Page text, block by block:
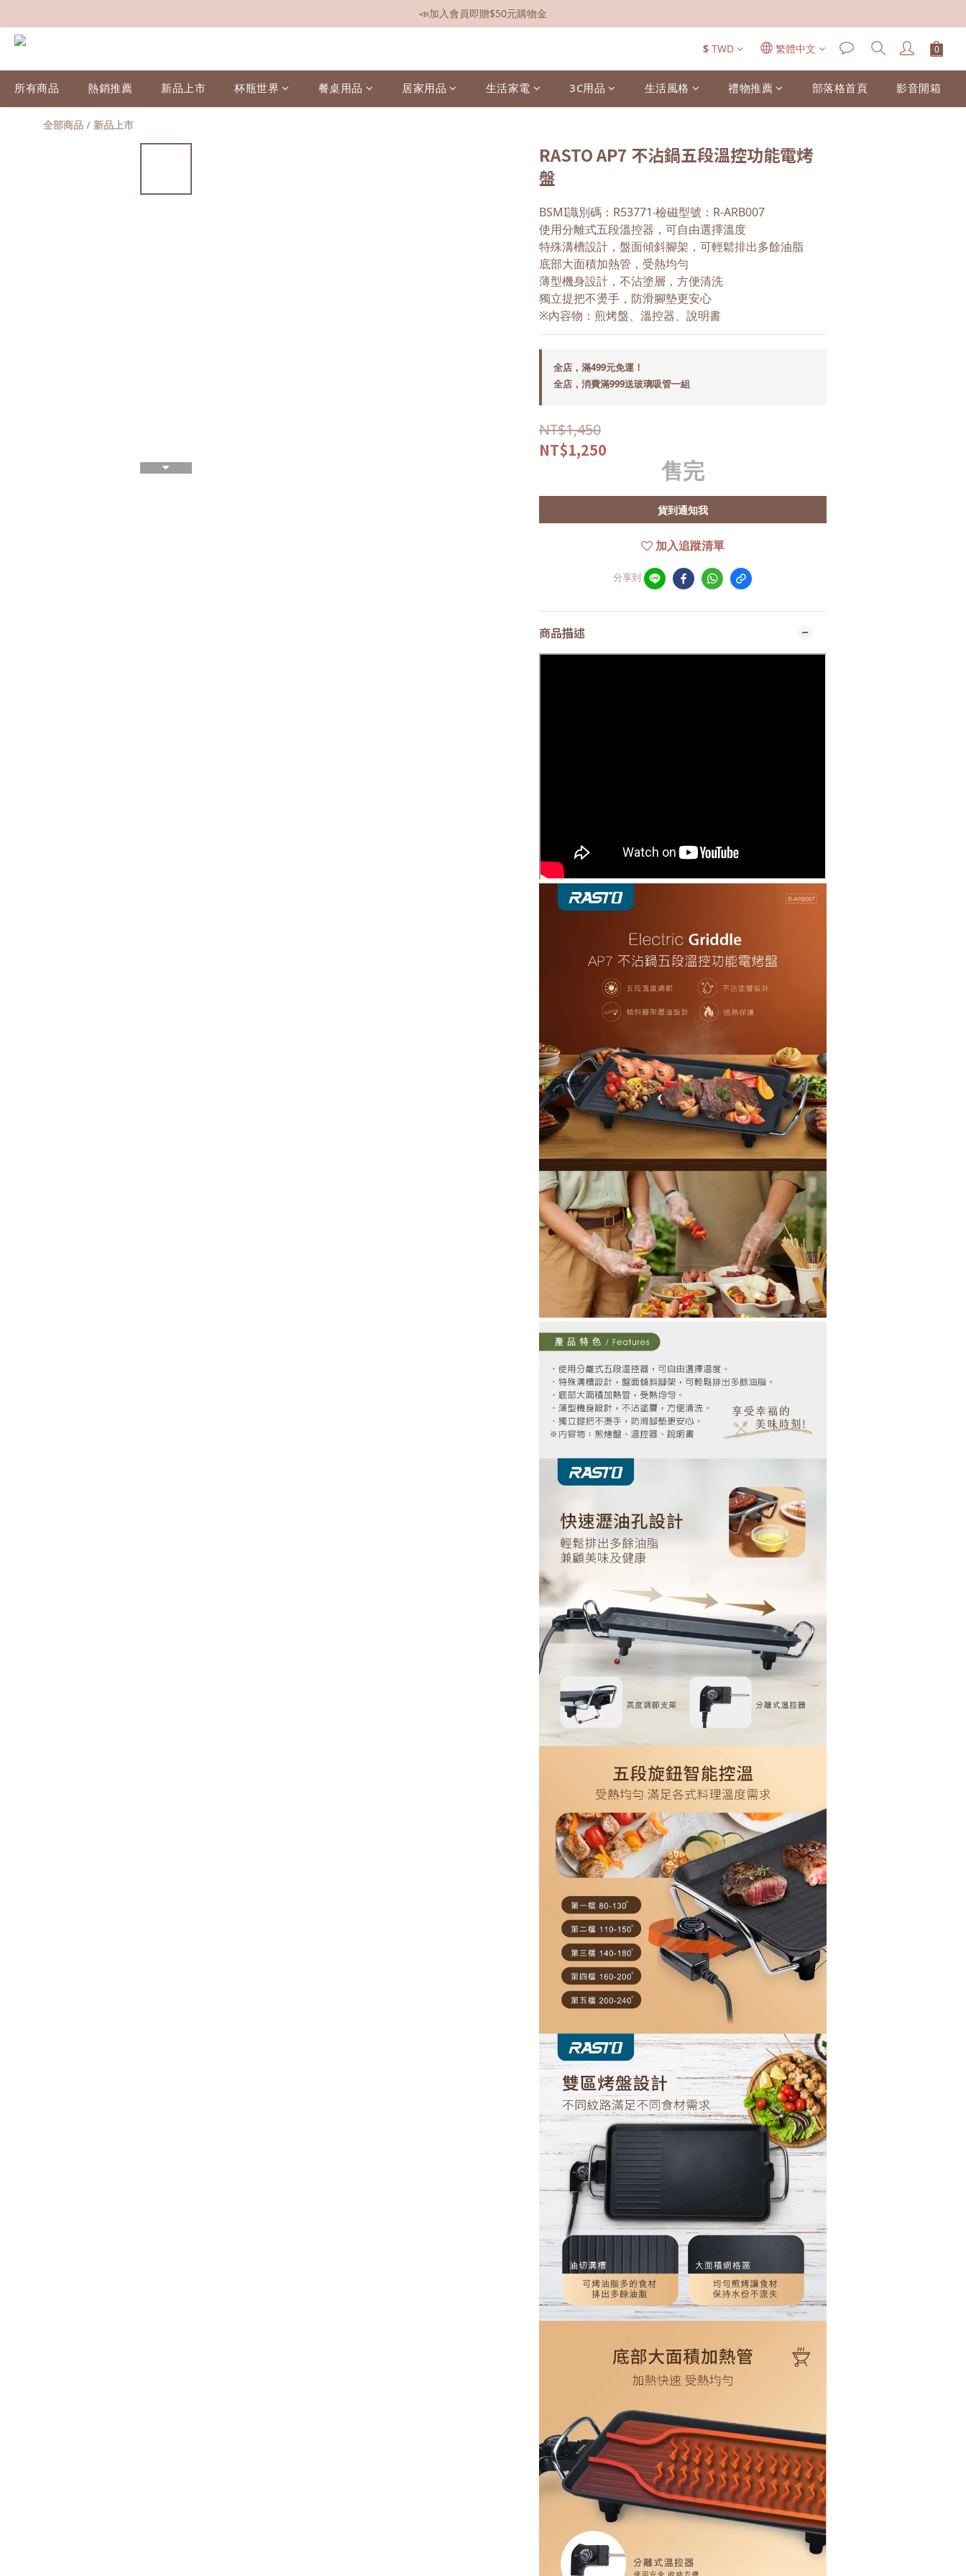
📣全館現貨
📣加入會員即贈$50元購物金
$ TWD 繁體中文
所有商品 熱銷推薦 新品上市 杯瓶世界 餐桌用品 居家用品 生活家電 3C用品 生活風格 禮物推薦 部落格首頁 影音開箱
全部商品 / 新品上市
RASTO AP7 不沾鍋五段溫控功能電烤
盤
BSMI識別碼：R53771‧檢磁型號：R-ARB007
使用分離式五段溫控器，可自由選擇溫度
特殊溝槽設計，盤面傾斜腳架，可輕鬆排出多餘油脂
底部大面積加熱管，受熱均勻
薄型機身設計，不沾塗層，方便清洗
獨立提把不燙手，防滑腳墊更安心
※內容物：煎烤盤、溫控器、說明書
全店，滿499元免運！
全店，消費滿999送玻璃吸管一組
NT$1,450
NT$1,250
售完
貨到通知我
加入追蹤清單
分享到
商品描述